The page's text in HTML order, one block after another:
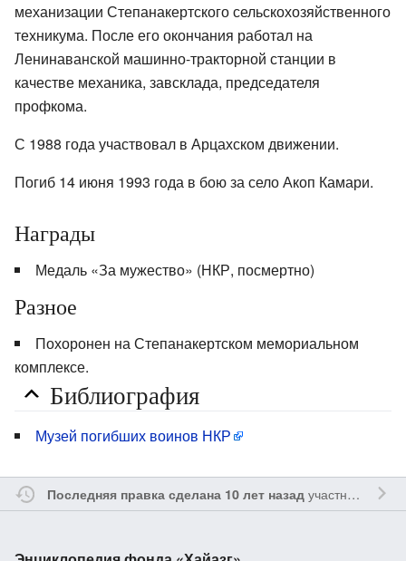
механизации Степанакертского сельскохозяйственного
техникума. После его окончания работал на
Ленинаванской машинно-тракторной станции в
качестве механика, завсклада, председателя
профкома.
С 1988 года участвовал в Арцахском движении.
Погиб 14 июня 1993 года в бою за село Акоп Камари.
Награды
Медаль «За мужество» (НКР, посмертно)
Разное
Похоронен на Степанакертском мемориальном
комплексе.
Библиография
Музей погибших воинов НКР
Последняя правка сделана 10 лет назадучастником